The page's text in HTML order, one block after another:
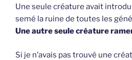
Une seule créature avait
semé la ruine de toutes les
Une autre seule créature
Si je n’avais pas trouvé une